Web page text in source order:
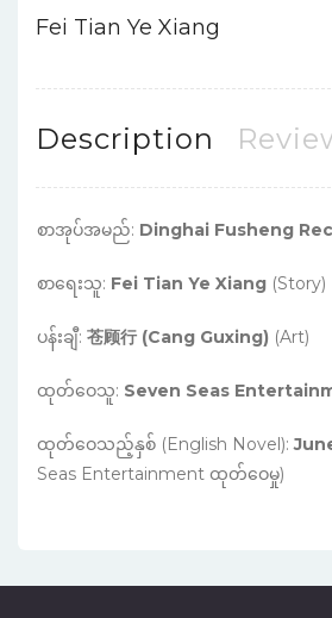
Fei Tian Ye Xiang
Description
စာအုပ်အမည်: Dinghai Fusheng
စာရေးသူ: Fei Tian Ye Xiang (Story)
ပန်းချီ: 苍顾行 (Cang Guxing) (Art)
ထုတ်ဝေသူ: Seven Seas
ထုတ်ဝေသည့်နှစ် (English Novel):
Seas Entertainment ထုတ်ဝေမှု)